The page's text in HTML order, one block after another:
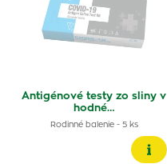
Antigénové testy zo sliny v
hodné…
Rodinné balenie - 5 ks